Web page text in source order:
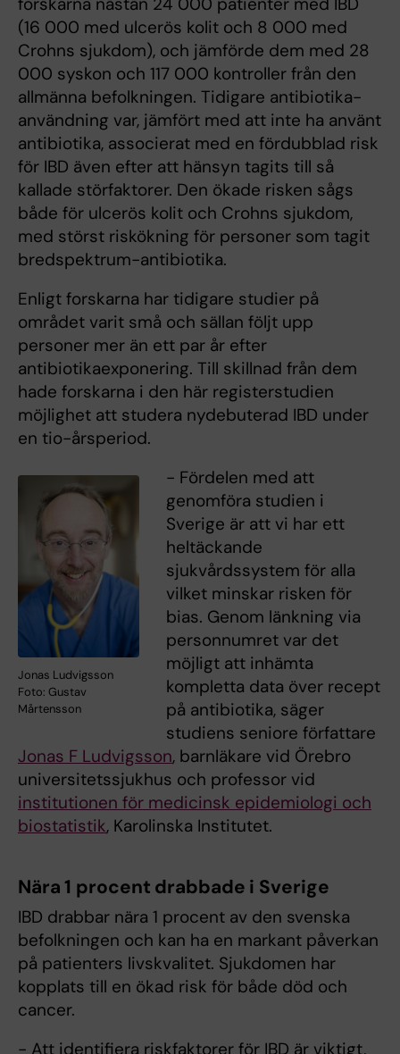
(16 000 med ulcerös kolit och 8 000 med
Crohns sjukdom), och jämförde dem med 28
000 syskon och 117 000 kontroller från den
allmänna befolkningen. Tidigare antibiotika-
användning var, jämfört med att inte ha använt
antibiotika, associerat med en fördubblad risk
för IBD även efter att hänsyn tagits till så
kallade störfaktorer. Den ökade risken sågs
både för ulcerös kolit och Crohns sjukdom,
med störst riskökning för personer som tagit
bredspektrum-antibiotika.
Enligt forskarna har tidigare studier på
området varit små och sällan följt upp
personer mer än ett par år efter
antibiotikaexponering. Till skillnad från dem
hade forskarna i den här registerstudien
möjlighet att studera nydebuterad IBD under
en tio-årsperiod.
Jonas Ludvigsson
Foto: Gustav
Mårtensson
- Fördelen med att
genomföra studien i
Sverige är att vi har ett
heltäckande
sjukvårdssystem för alla
vilket minskar risken för
bias. Genom länkning via
personnumret var det
möjligt att inhämta
kompletta data över recept
på antibiotika, säger
studiens seniore författare
Jonas F Ludvigsson, barnläkare vid Örebro
universitetssjukhus och professor vid
institutionen för medicinsk epidemiologi och
biostatistik, Karolinska Institutet.
Nära 1 procent drabbade i Sverige
IBD drabbar nära 1 procent av den svenska
befolkningen och kan ha en markant påverkan
på patienters livskvalitet. Sjukdomen har
kopplats till en ökad risk för både död och
cancer.
- Att identifiera riskfaktorer för IBD är viktigt,